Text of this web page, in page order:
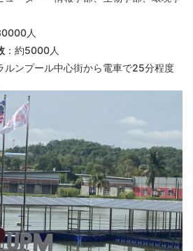
人
：約5000人
ルンプール中心街から電車で25分程度